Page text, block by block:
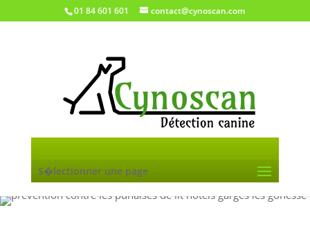
01 84 601 601 contact@cynoscan.com
S�lectionner une page